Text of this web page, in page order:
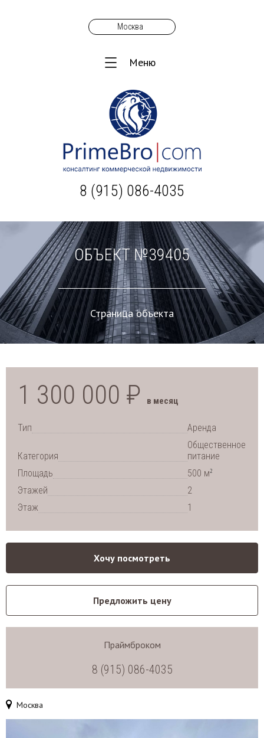
Москва
Меню
8 (915) 086-4035
ОБЪЕКТ №39405
Страница объекта
1 300 000 ₽ в месяц
Тип Аренда
Категория
Общественное
питание
Площадь
500 м2
Этажей
2
Этаж
1
Хочу посмотреть
Предложить цену
Праймброком
8 (915) 086-4035
Москва